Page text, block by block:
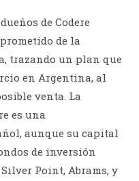
de Codere
de la
trazando un plan que
en Argentina, al
venta. La
es una
aunque su capital
de inversión
Point, Abrams, y